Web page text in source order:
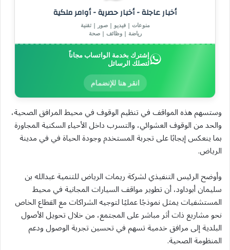
أخبار عاجلة - أخبار حصرية - أوامر ملكية
منوعات | فيديو | صور | تقنية
رياضة | وظائف | صحة
إشترك بخدمة الواتساب مجاناً
لتصلك الرسائل
انقر هنا للإنضمام
وستسهم هذه المواقف في تنظيم الوقوف في محيط المرافق الصحية،
والحد من الوقوف العشوائي، والتسرب داخل الأحياء السكنية المجاورة
بما ينعكس إيجابًا على تجربة المستخدم وجودة الحياة في في مدينة
الرياض.
وأوضح الرئيس التنفيذي لشركة ريمات الرياض للتنمية عبدالله بن
سليمان أبوداود، أن تطوير مواقف السيارات المجانية في محيط
المستشفيات يمثل نموذجًا عمليًا لتوجيه الشراكات مع القطاع الخاص
نحو مشاريع ذات أثر مباشر على المجتمع، من خلال تحويل الأصول
البلدية إلى مرافق خدمية تسهم في تحسين تجربة الوصول ودعم
المنظومة الصحية.